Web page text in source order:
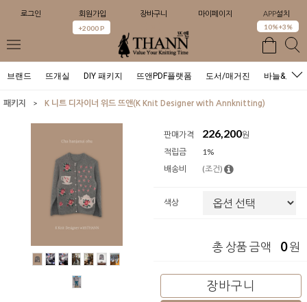
로그인 회원가입
+2000 P
장바구니 마이페이지 APP설치
10%+3%
브랜드 뜨개실 DIY 패키지 뜨앤PDF플랫폼 도서/매거진 바늘&도구
패키지 > K 니트 디자이너 위드 뜨앤(K Knit Designer with Annknitting)
판매가격 226,200원
적립금
1%
배송비
(조건)
색상
총 상품 금액 0원
장바구니